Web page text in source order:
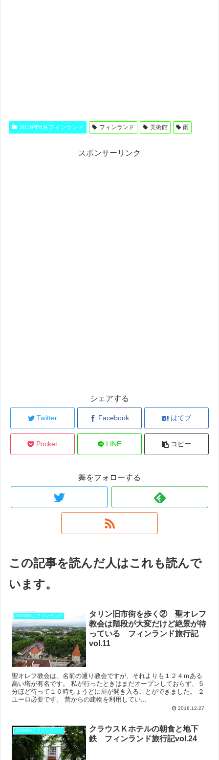
2016年6月フィンランド フィンランド 美術館 雨
スポンサーリンク
シェアする
Twitter Facebook はてブ
Pocket LINE コピー
舞をフォローする
この記事を読んだ人はこれも読んで
います。
2016年6月フィンランド
タリン旧市街を歩く② 聖オレフ
教会は階段が大変だけど絶景が待
っている フィンランド旅行記
vol.11
聖オレフ教会は、名前の通り教会ですが、それよりも１２４ｍある
高い塔が有名です。 私が行ったときはまだオープンしておらず、５
分ほど待って１０時ちょうどに扉が開き入ることができました。 ２
ユーロ必要です。 昔からの建物を利用してい...
2016.12.27
2016年6月フィンランド
クラウスＫホテルの朝食と地下
鉄 フィンランド旅行記vol.24